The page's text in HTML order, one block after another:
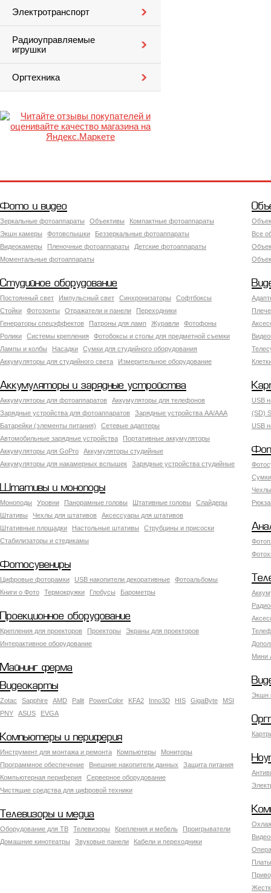
Электротранспорт
Радиоуправляемые
игрушки
Оргтехника
Фото и видео
Зеркальные фотоаппараты Объективы
Компактные фотоаппараты
Экшн камеры
Фотовспышки
Беззеркальные фотоаппараты
Видеокамеры
Пленочные фотоаппараты
Детские фотоаппараты
Моментальные фотоаппараты
Все
Студийное оборудование
Постоянный свет Импульсный свет Синхронизаторы
Софтбоксы
Стойки
Фотозонты Отражатели и панели
Переходники
Генераторы спецэффектов
Патроны для ламп Журавли
Фотофоны
Ролики
Системы крепления
Фотобоксы и столы для предметной съемки
Лампы и колбы
Насадки
Сумки для студийного оборудования
Аккумуляторы для студийного света
Измерительное оборудование
Аккумуляторы и зарядные устройства
Аккумуляторы для фотоаппаратов
Аккумуляторы для телефонов
Зарядные устройства для фотоаппаратов
Зарядные устройства AA/AAA
Батарейки (элементы питания)
Сетевые адаптеры
Автомобильные зарядные устройства
Портативные аккумуляторы
Аккумуляторы для GoPro
Аккумуляторы студийные
Аккумуляторы для накамерных вспышек
Зарядные устройства студийные
USB
(SD)
USB
Штативы и моноподы
Моноподы Уровни Панорамные головы Штативные головы
Слайдеры
Штативы
Чехлы для штативов
Аксессуары для штативов
Штативные площадки
Настольные штативы
Струбцины и присоски
Стабилизаторы и стедикамы
Фотосувениры
Цифровые фоторамки USB накопители декоративные
Фотоальбомы
Книги о Фото
Термокружки Глобусы Барометры
Мини
Проекционное оборудование
Крепления для проекторов Проекторы
Экраны для проекторов
Интерактивное оборудование
Майнинг ферма
Экшн
Видеокарты
Zotac Sapphire AMD Palit PowerColor KFA2 Inno3D HIS GigaByte
MSI
PNY
ASUS EVGA
Компьютеры и периферия
Инструмент для монтажа и ремонта Компьютеры
Мониторы
Программное обеспечение
Внешние накопители данных
Защита питания
Компьютерная периферия
Серверное оборудование
Чистящие средства для цифровой техники
Телевизоры и медиа
Оборудование для ТВ Телевизоры Крепления и мебель
Проигрыватели
Домашние кинотеатры
Звуковые панели Кабели и переходники